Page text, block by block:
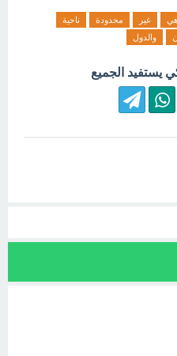
غير محدودة
ناحية
والدول
يستفيد الجميع